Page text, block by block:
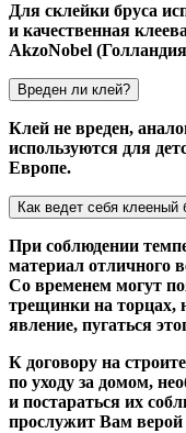
Для склейки бруса
и качественная
AkzoNobel
Вреден ли клей?
Клей не вреден,
используются для
Европе.
Как ведет себя клееный
При соблюдении
материал отличного
Со временем могут
трещинки на торцах,
явление, пугаться
К договору на
по уходу за домом,
и постараться их
прослужит Вам верой